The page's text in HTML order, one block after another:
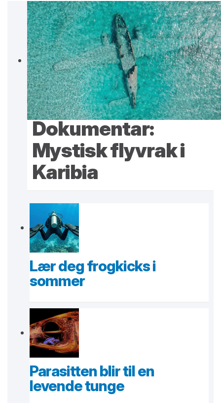
Dokumentar:
Mystisk flyvrak i
Karibia
Lær deg frogkicks i
sommer
Parasitten blir til en
levende tunge